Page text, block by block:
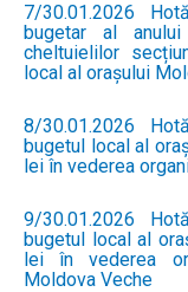
7/30.01.2026
bugetar al
cheltuielilor
local al orașului
8/30.01.2026
bugetul local al
lei în vederea
9/30.01.2026
bugetul local al
lei în vederea
Moldova Veche